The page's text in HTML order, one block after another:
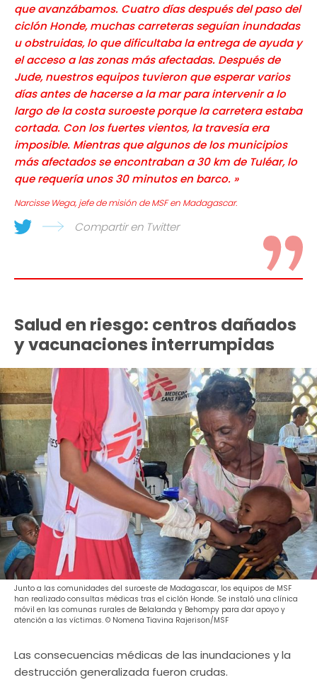
que avanzábamos. Cuatro días después del paso del
ciclón Honde, muchas carreteras seguían inundadas
u obstruidas, lo que dificultaba la entrega de ayuda y
el acceso a las zonas más afectadas. Después de
Jude, nuestros equipos tuvieron que esperar varios
días antes de hacerse a la mar para intervenir a lo
largo de la costa suroeste porque la carretera estaba
cortada. Con los fuertes vientos, la travesía era
imposible. Mientras que algunos de los municipios
más afectados se encontraban a 30 km de Tuléar, lo
que requería unos 30 minutos en barco. »
Narcisse Wega, jefe de misión de MSF en Madagascar.
Compartir en Twitter
Salud en riesgo: centros dañados
y vacunaciones interrumpidas
Junto a las comunidades del suroeste de Madagascar, los equipos de MSF
han realizado consultas médicas tras el ciclón Honde. Se instaló una clínica
móvil en las comunas rurales de Belalanda y Behompy para dar apoyo y
atención a las víctimas. © Nomena Tiavina Rajerison/MSF
Las consecuencias médicas de las inundaciones y la
destrucción generalizada fueron crudas.